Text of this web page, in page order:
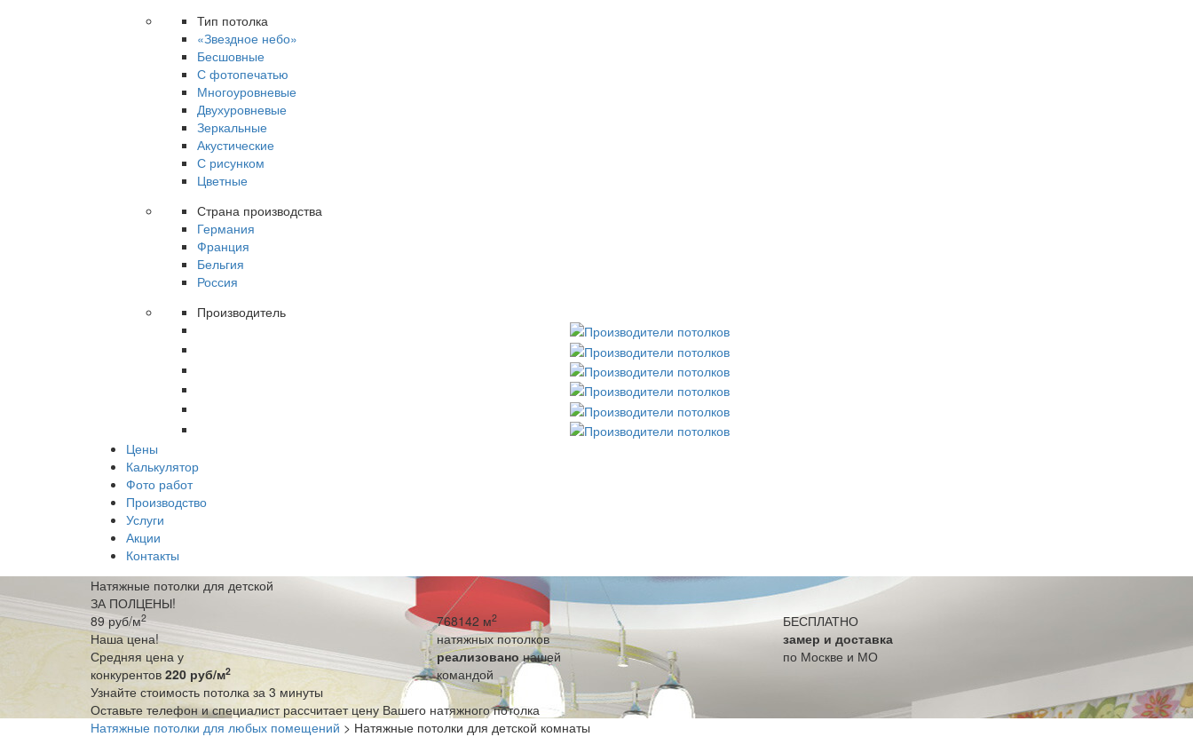
Тип потолка
«Звездное небо»
Бесшовные
С фотопечатью
Многоуровневые
Двухуровневые
Зеркальные
Акустические
С рисунком
Цветные
Страна производства
Германия
Франция
Бельгия
Россия
Производитель
Цены
Калькулятор
Фото работ
Производство
Услуги
Акции
Контакты
Натяжные потолки для детской
ЗА ПОЛЦЕНЫ!
89 руб/м2
Наша цена!
Средняя цена у
конкурентов 220 руб/м2
768142 м2
натяжных потолков
реализовано нашей
командой
БЕСПЛАТНО
замер и доставка
по Москве и МО
Узнайте стоимость потолка за 3 минуты
Оставьте телефон и специалист рассчитает цену Вашего натяжного потолка
Натяжные потолки для любых помещений > Натяжные потолки для детской комнаты